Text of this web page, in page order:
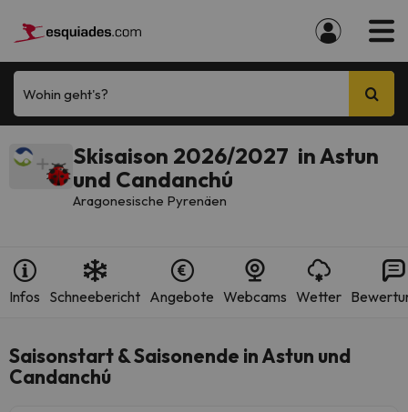
Wohin geht's?
Skisaison 2026/2027 in Astun
und Candanchú
Aragonesische Pyrenäen
Infos Schneebericht Angebote Webcams Wetter
Saisonstart & Saisonende in Astun und
Candanchú